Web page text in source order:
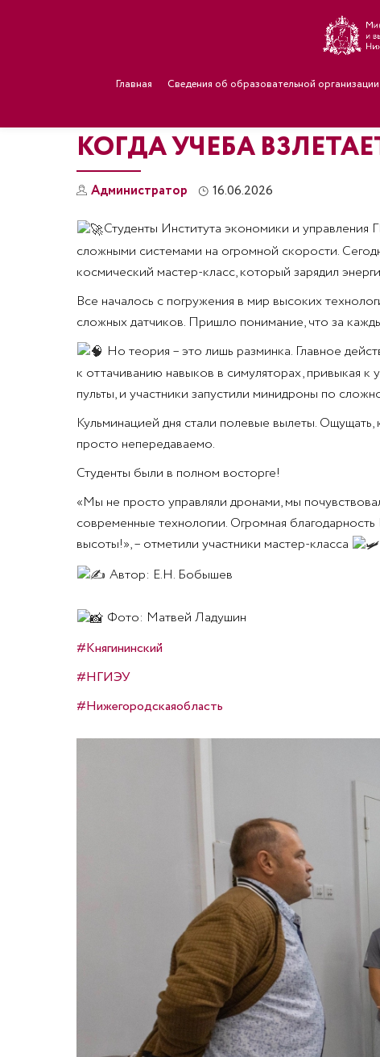
Главная Сведения об образовательной организации
КОГДА УЧЕБА
Администратор 16.06.2026
Студенты Института экономики и
сложными системами на огромной скорости.
космический мастер-класс, который зарядил
Все началось с погружения в мир высоких
сложных датчиков. Пришло понимание, что за
Но теория – это лишь разминка. Главное
к оттачиванию навыков в симуляторах, привыкая к
пульты, и участники запустили минидроны по
Кульминацией дня стали полевые вылеты.
просто непередаваемо.
Студенты были в полном восторге!
«Мы не просто управляли дронами, мы
современные технологии. Огромная
высоты!», – отметили участники мастер-класса
Автор: Е.Н. Бобышев
Фото: Матвей Ладушин
#Княгининский
#НГИЭУ
#Нижегородскаяобласть